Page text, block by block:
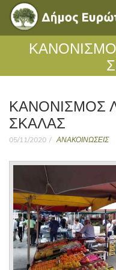
ΚΑΝΟΝΙΣΜΟΣ
ΣΚΑΛΑΣ
05/11/2020 ΑΝΑΚΟΙΝΩΣΕΙΣ